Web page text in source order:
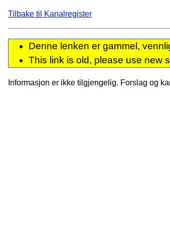
Tilbake til Kanalregister
Denne lenken er gammel,
This link is old, please use new
Informasjon er ikke tilgjengelig. Forslag og